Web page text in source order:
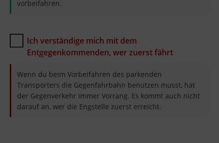
vorbeifahren.
Ich verständige mich mit dem
Entgegenkommenden, wer zuerst fährt
Wenn du beim Vorbeifahren des parkenden
Transporters die Gegenfahrbahn benutzen musst, hat
der Gegenverkehr immer Vorrang. Es kommt auch nicht
darauf an, wer die Engstelle zuerst erreicht.